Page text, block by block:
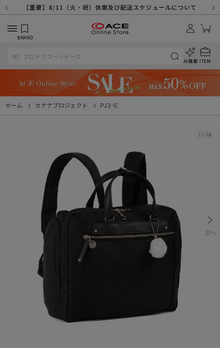
【重要】システムエラーによる出荷遅延につきまして
【重要】8/11（火・祝）休業及び配送スケジュールについて
【重要】令和８年熊本地震に伴う配送への影響について
【重要】納品書・領収書ペーパーレス化（電子化）のお知らせ
【重要】天候不良や交通状況・物量増等に伴う配送への影響について
【重要】悪質な詐欺サイトにご注意ください
【重要】各種メールが届かない場合に関しまして
【重要】お問い合わせのご対応に関しまして
【重要】SNSのなりすまし詐欺にご注意ください
BRAND
AI検索 ITEM
ホーム カナナプロジェクト PJ3-E
1 / 18